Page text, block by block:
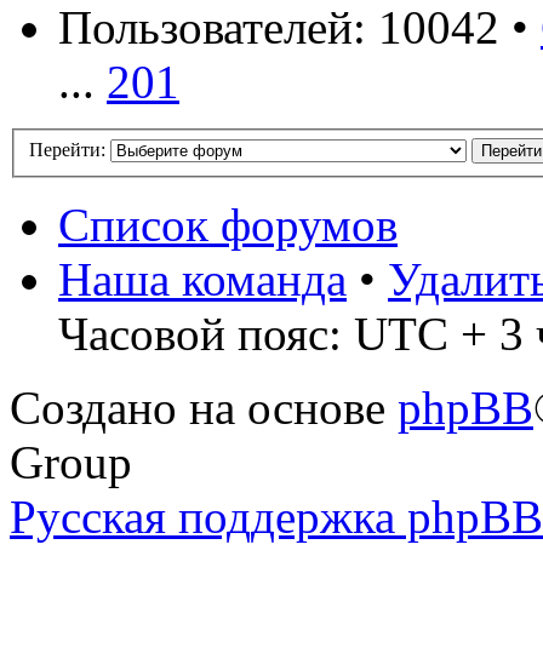
Пользователей: 10042 •
... 201
Перейти:
Список форумов
Наша команда •
Часовой пояс: UTC + 3
Создано на основе phpBB
Group
Русская поддержка phpBB